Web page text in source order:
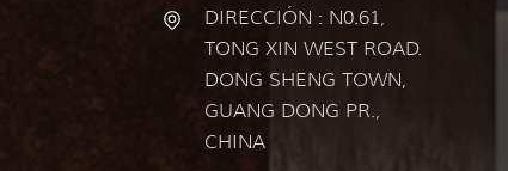
DIRECCIÓN : N0.61,
TONG XIN WEST ROAD.
DONG SHENG TOWN,
GUANG DONG PR.,
CHINA